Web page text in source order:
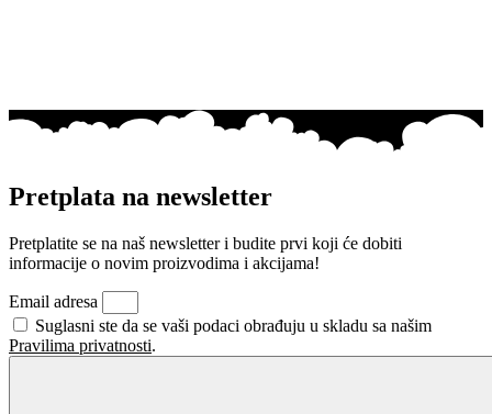
Pretplata na newsletter
Pretplatite se na naš newsletter i budite prvi koji će dobiti
informacije o novim proizvodima i akcijama!
Email adresa
Suglasni ste da se vaši podaci obrađuju u skladu sa našim
Pravilima privatnosti.